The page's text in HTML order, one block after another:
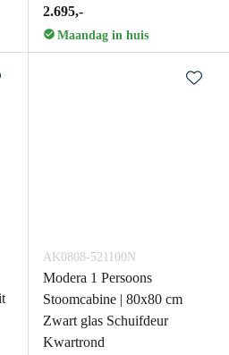
2.695,-
Maandag in huis
AK0808-521100N
Modera 1 Persoons
Stoomcabine | 80x80 cm
Zwart glas Schuifdeur
Kwartrond